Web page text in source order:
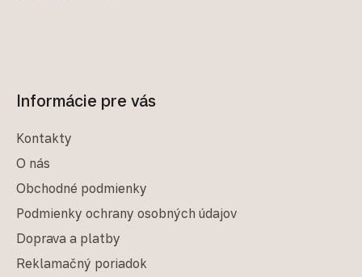
Informácie pre vás
Kontakty
O nás
Obchodné podmienky
Podmienky ochrany osobných údajov
Doprava a platby
Reklamačný poriadok